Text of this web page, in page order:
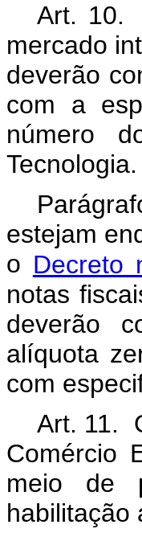
Art. 10.
mercado
deverão
com a
número
Tecnologia.
estejam
o Decreto
notas
deverão
alíquota
com
Art. 11.
Comércio
meio de
habilitação